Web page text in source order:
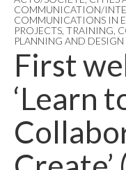
COMMUNICATION/
COMMUNICATIONS IN
PROJECTS TRAINING,
PLANNING AND DESIGN
First
‘Learn